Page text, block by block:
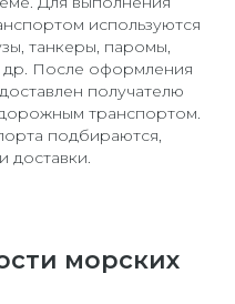
используются
танкеры, паромы,
др. После оформления
получателю
транспортом.
подбираются,
доставки.
морских